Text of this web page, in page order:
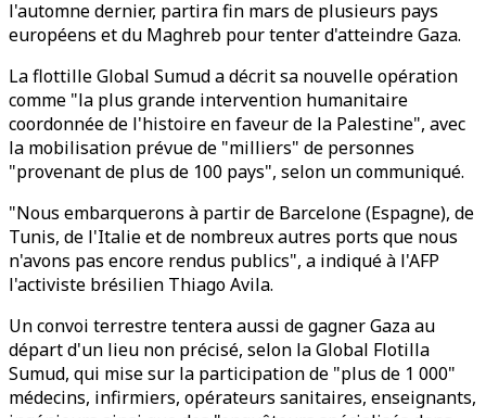
l'automne dernier, partira fin mars de plusieurs pays
européens et du Maghreb pour tenter d'atteindre Gaza.
La flottille Global Sumud a décrit sa nouvelle opération
comme "la plus grande intervention humanitaire
coordonnée de l'histoire en faveur de la Palestine", avec
la mobilisation prévue de "milliers" de personnes
"provenant de plus de 100 pays", selon un communiqué.
"Nous embarquerons à partir de Barcelone (Espagne), de
Tunis, de l'Italie et de nombreux autres ports que nous
n'avons pas encore rendus publics", a indiqué à l'AFP
l'activiste brésilien Thiago Avila.
Un convoi terrestre tentera aussi de gagner Gaza au
départ d'un lieu non précisé, selon la Global Flotilla
Sumud, qui mise sur la participation de "plus de 1 000"
médecins, infirmiers, opérateurs sanitaires, enseignants,